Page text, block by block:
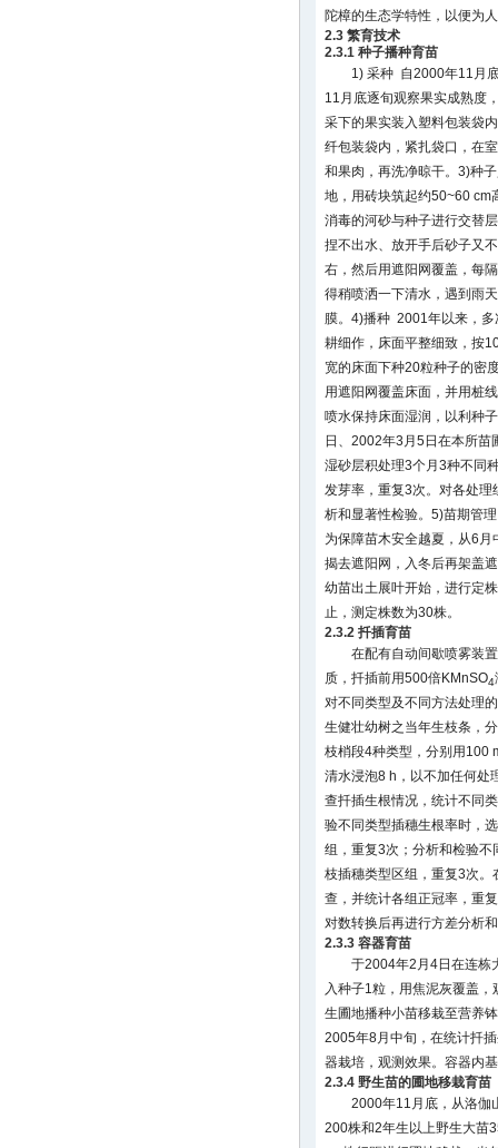
陀樟的生态学特性，以便为
2.3 繁育技术
2.3.1 种子播种育苗
1) 采种 自2000年11月
11月底逐旬观察果实成熟度
采下的果实装入塑料包装袋
纤包装袋内，紧扎袋口，在
和果肉，再洗净晾干。3)种
地，用砖块筑起约50~60 cm
消毒的河砂与种子进行交替
捏不出水、放开手后砂子又
右，然后用遮阳网覆盖，每
得稍喷洒一下清水，遇到雨
膜。4)播种 2001年以来，
耕细作，床面平整细致，按
宽的床面下种20粒种子的密
用遮阳网覆盖床面，并用桩
喷水保持床面湿润，以利种
日、2002年3月5日在本所苗
湿砂层积处理3个月3种不同
发芽率，重复3次。对各处
析和显著性检验。5)苗期管
为保障苗木安全越夏，从6
揭去遮阳网，入冬后再架盖
幼苗出土展叶开始，进行定
止，测定株数为30株。
2.3.2 扦插育苗
在配有自动间歇喷雾装
质，扦插前用500倍KMnSO4
对不同类型及不同方法处理
生健壮幼树之当年生枝条，
枝梢段4种类型，分别用100
清水浸泡8 h，以不加任何处
查扦插生根情况，统计不同
验不同类型插穗生根率时，
组，重复3次；分析和检验
枝插穗类型区组，重复3次
查，并统计各组正冠率，重
对数转换后再进行方差分析
2.3.3 容器育苗
于2004年2月4日在连栋
入种子1粒，用焦泥灰覆盖
生圃地播种小苗移栽至营养
2005年8月中旬，在统计扦
器栽培，观测效果。容器内
2.3.4 野生苗的圃地移栽育苗
2000年11月底，从洛伽
200株和2年生以上野生大苗